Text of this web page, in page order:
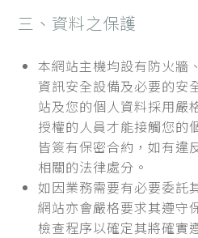
三、資料之保護
本網站主機均設有防火牆
資訊安全設備及必要的安
站及您的個人資料採用嚴
授權的人員才能接觸您的
皆簽有保密合約，如有違
相關的法律處分。
如因業務需要有必要委託
網站亦會嚴格要求其遵守
檢查程序以確定其將確實